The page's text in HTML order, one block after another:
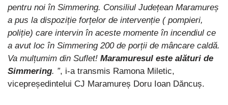
pentru noi în Simmering. Consiliul Județean Maramureș
a pus la dispoziție forțelor de intervenție ( pompieri,
poliție) care intervin în aceste momente în incendiul ce
a avut loc în Simmering 200 de porții de mâncare caldă.
Va mulțumim din Suflet! Maramuresul este alături de
Simmering. ”, i-a transmis Ramona Miletic,
vicepreședintelui CJ Maramureș Doru Ioan Dăncuș.